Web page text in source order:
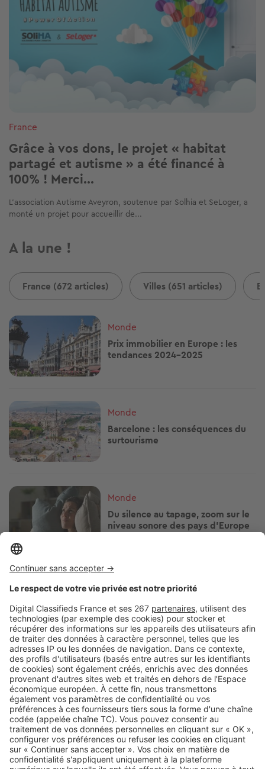
France
Grâce à vos dons, le projet « habitat
partagé et autisme » a été financé à
100% ! Merci...
L’association Autisme Aveyron, soutenue par Solhia et SeLoger, a
monté un projet pour accueillir de...
A la une !
France (672 articles) Villes (651 articles)
Image
Monde
Prix immobilier en Europe : les
tendances 2024-2025
Image
Monde
Barcelone : les conséquences du
surtourisme
Image
Monde
Du silence au tapage, zoom sur le
niveau sonore des pays d'Europe
Image
La ville de New York croule
littéralement sous le poids de ses
gratte-ciel !
Image
Monde
Dans quels pays recense-t-on le
plus de propriétaires ?